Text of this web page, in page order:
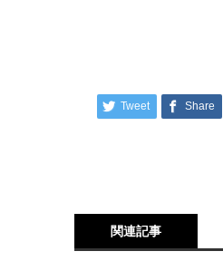
Tweet Share
関連記事